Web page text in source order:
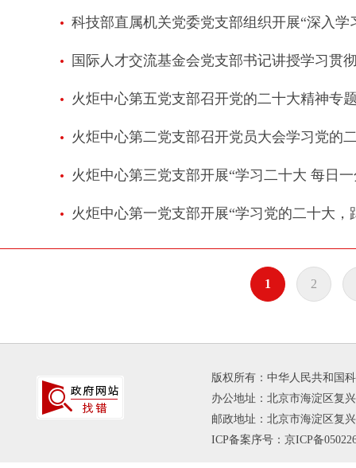
科技部直属机关党委党支部组织开展“深入
国际人才交流基金会党支部书记讲授学习贯
火炬中心第五党支部召开党的二十大精神专
火炬中心第二党支部召开党员大会学习党的
火炬中心第三党支部开展“学习二十大 每日
火炬中心第一党支部开展“学习党的二十大
1 2
版权所有：中华人民共和国
办公地址：北京市海淀区复
邮政地址：北京市海淀区复
ICP备案序号：京ICP备